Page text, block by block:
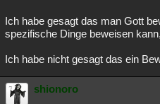
Ich habe gesagt das man Gott
spezifische Dinge beweisen
Ich habe nicht gesagt das ein
shionoro